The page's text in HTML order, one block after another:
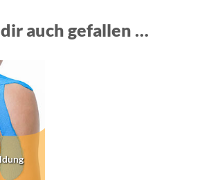
auch gefallen …